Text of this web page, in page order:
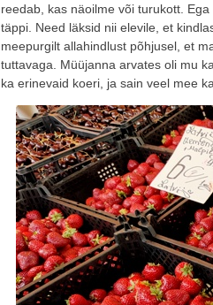
reedab, kas näoilme või turukott.
täppi. Need läksid nii elevile, et
meepurgilt allahindlust põhjusel, et
tuttavaga. Müüjanna arvates oli mu
ka erinevaid koeri, ja sain veel mee